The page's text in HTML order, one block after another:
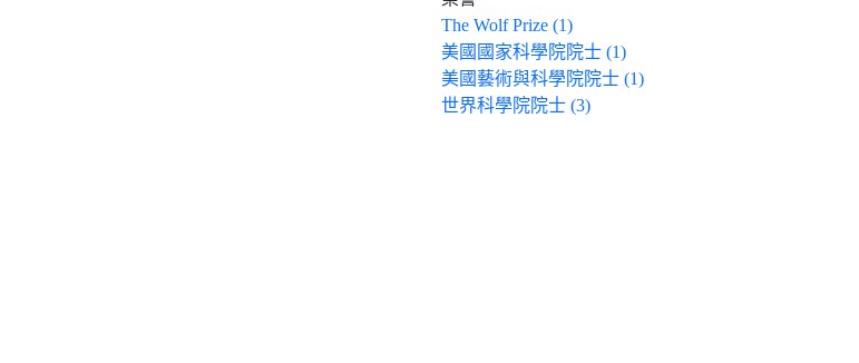
The Wolf Prize (1)
美國國家科學院院士 (1)
美國藝術與科學院院士 (1)
世界科學院院士 (3)